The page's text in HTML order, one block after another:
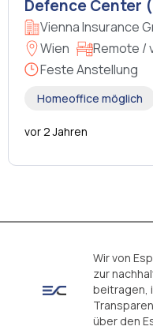
Defence Center
Vienna Insurance
Wien
Remote /
Feste Anstellung
Homeoffice möglich
vor 2 Jahren
Wir von
zur
beitragen,
über den